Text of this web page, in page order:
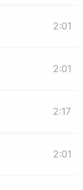
2:01
2:01
2:17
2:01